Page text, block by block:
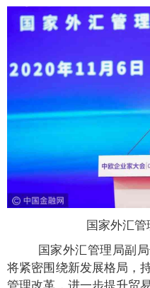
国家外汇
国家外汇管理局副
将紧密围绕新发展格局，
管理改革，进一步提升贸